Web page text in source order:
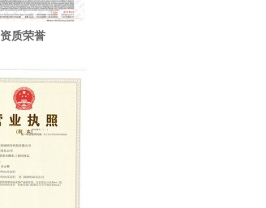
资质荣誉